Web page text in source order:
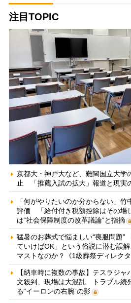
注目TOPIC
京都大・神戸大など、難関国立大学
止 「推薦入試の拡大」報道と現実
「何がやりたいのか分からない」
評価 「給付付き税額控除はその場
は“社会保障制度の改革議論”と指摘
猛暑のお葬式で悩ましい“喪服問題
ていけばOK」という俗説に潜む誤
マストなのか？《1級葬祭ディレクタ
【納車時に複数の事故】テスラジャ
文殺到、現場は大混乱 トラブル続
る“イーロンの右腕”の影